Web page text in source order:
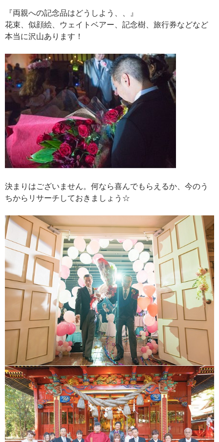
『両親への記念品はどうしよう、、』
花束、似顔絵、ウェイトベアー、記念樹、旅行券などなど
本当に沢山あります！
決まりはございません。何なら喜んでもらえるか、今のう
ちからリサーチしておきましょう☆